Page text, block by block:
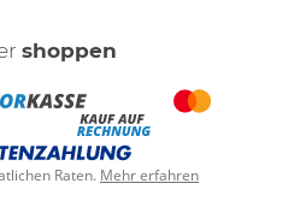
shoppen
Raten. Mehr erfahren